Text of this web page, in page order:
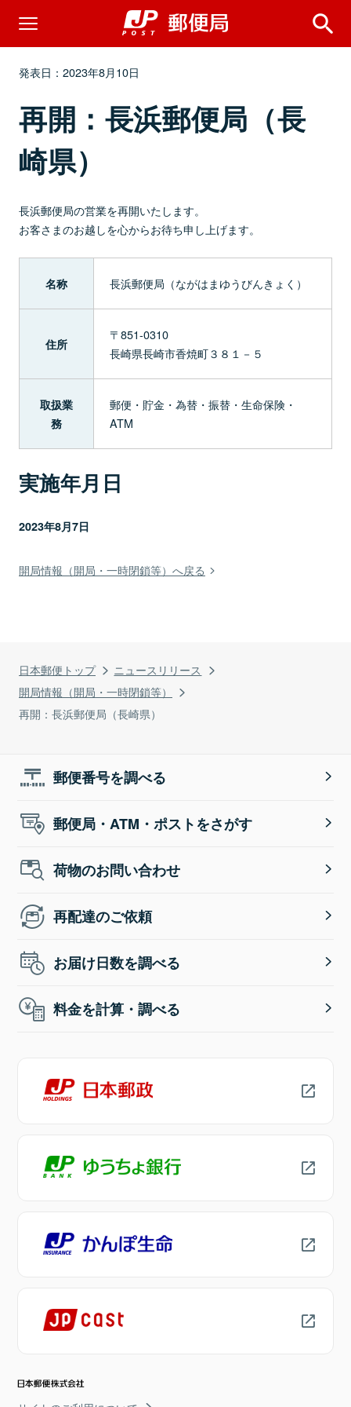
日本郵便トップ
ニュースリリース
開局情報（開局・一時閉鎖等）
再開：長浜郵便局（長崎県）
発表日：2023年8月10日
再開：長浜郵便局（長
崎県）
長浜郵便局の営業を再開いたします。
お客さまのお越しを心からお待ち申し上げます。
名称 長浜郵便局（ながはまゆうびんきょく）
住所
〒851-0310
長崎県長崎市香焼町３８１－５
取扱業
務
郵便・貯金・為替・振替・生命保険・
ATM
実施年月日
2023年8月7日
開局情報（開局・一時閉鎖等）へ戻る
郵便番号を調べる
郵便局・ATM・ポストをさがす
荷物のお問い合わせ
再配達のご依頼
お届け日数を調べる
料金を計算・調べる